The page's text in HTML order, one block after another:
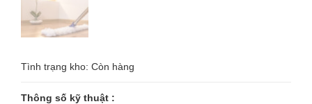
Tình trạng kho: Còn hàng
Thông số kỹ thuật :